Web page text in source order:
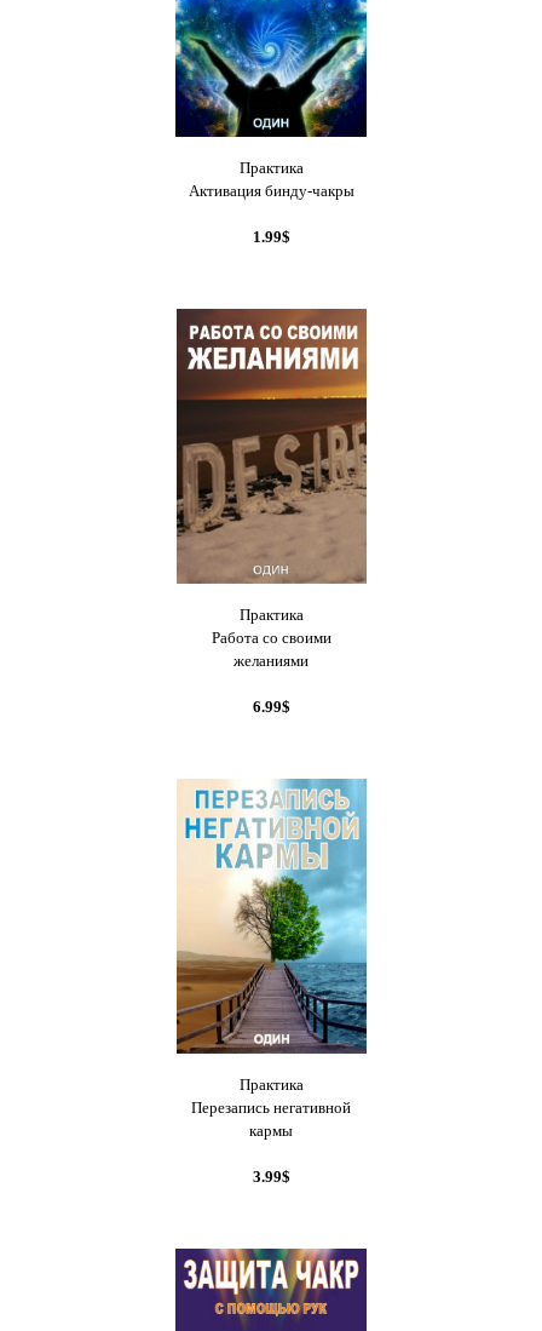
Практика
Активация бинду-чакры
1.99$
Практика
Работа со своими
желаниями
6.99$
Практика
Перезапись негативной
кармы
3.99$